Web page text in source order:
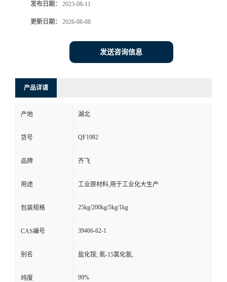
发布日期： 2023-08-11
更新日期： 2026-08-08
发送咨询信息
产品详请
产地 湖北
货号 QF1982
品牌 齐飞
用途 工业原材料,用于工业化大生产
包装规格 25kg/200kg/5kg/1kg
CAS编号 39466-62-1
别名 盐化铵; 氮-15氯化氩;
纯度 99%